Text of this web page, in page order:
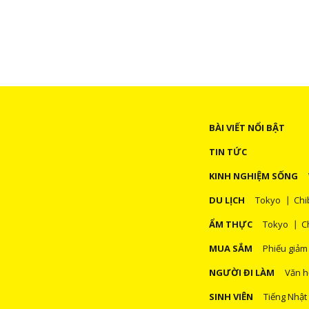
BÀI VIẾT NỔI BẬT
TIN TỨC
KINH NGHIỆM SỐNG
DU LỊCH
Tokyo
ẨM THỰC
Tokyo
MUA SẮM
Phiếu
NGƯỜI ĐI LÀM
Văn
SINH VIÊN
Tiếng